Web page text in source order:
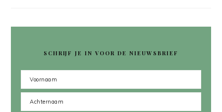
SCHRIJF JE IN VOOR DE NIEUWSBRIEF